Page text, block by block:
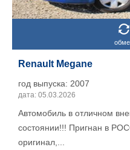
Renault Megane
год выпуска: 2007
дата: 05.03.2026
Автомобиль в отличном
состоянии!!! Пригнан в
оригинал,...